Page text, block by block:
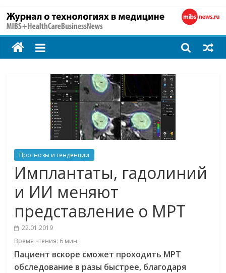
MIBS
Технологии
здоровья
Прогнозы и тенденции
Имплантаты, гадолиний
и ИИ меняют
представление о МРТ
22.01.2019
Время чтения: 6 мин.
Пациент вскоре сможет проходить МРТ
обследование в разы быстрее, благодаря